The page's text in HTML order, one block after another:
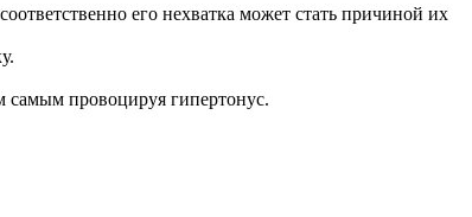
его нехватка может стать причиной их
самым провоцируя гипертонус.